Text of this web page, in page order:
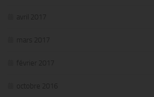
avril 2017
mars 2017
février 2017
octobre 2016